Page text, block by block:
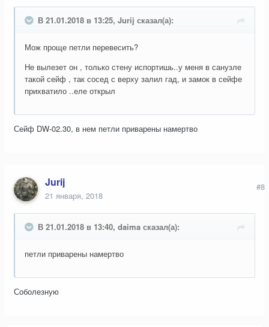
В 21.01.2018 в 13:25, Jurij сказал(а):
Мож проще петли перевесить?
Не вылезет он , только стену испортишь..у меня в санузле
такой сейф , так сосед с верху залил гад, и замок в сейфе
прихватило ..еле открыл
Сейф DW-02.30, в нем петли приварены намертво
Jurij
21 января, 2018
#8
В 21.01.2018 в 13:40, daima сказал(а):
петли приварены намертво
Соболезную